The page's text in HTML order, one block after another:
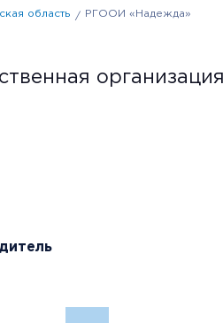
область РГООИ «Надежда»